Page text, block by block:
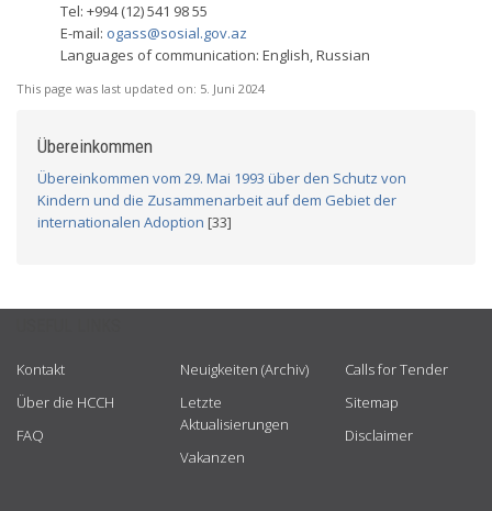
Tel: +994 (12) 541 98 55
E-mail: ogass@sosial.gov.az
Languages of communication: English, Russian
This page was last updated on: 5. Juni 2024
Übereinkommen
Übereinkommen vom 29. Mai 1993 über den Schutz von
Kindern und die Zusammenarbeit auf dem Gebiet der
internationalen Adoption [33]
Kontakt
Über die HCCH
FAQ
Neuigkeiten (Archiv)
Letzte
Aktualisierungen
Vakanzen
Calls for Tender
Sitemap
Disclaimer